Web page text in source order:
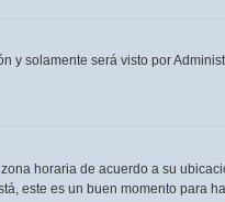
y solamente será visto por
horaria de acuerdo a su
este es un buen momento para